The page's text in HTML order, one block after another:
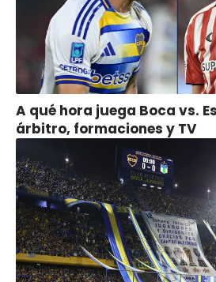
A qué hora juega Boca vs.
árbitro, formaciones y TV